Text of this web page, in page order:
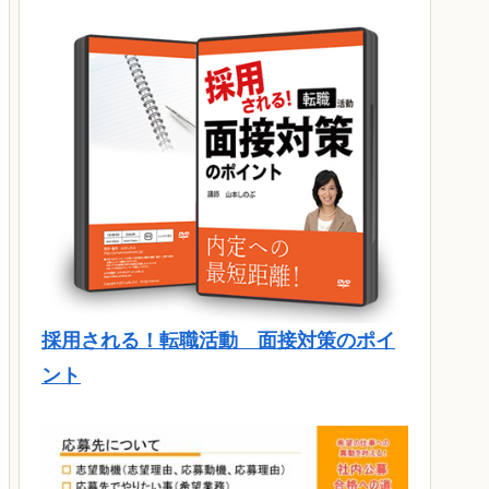
採用される！転職活動 面接対策のポイ
ント